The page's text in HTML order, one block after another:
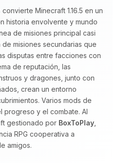
convierte Minecraft 1.16.5 en un
historia envolvente y mundo
de misiones principal casi
misiones secundarias que
disputas entre facciones con
de reputación, las
y dragones, junto con
crean un entorno
Varios mods de
progreso y el combate. Al
gestionado por BoxToPlay
RPG cooperativa a
amigos.